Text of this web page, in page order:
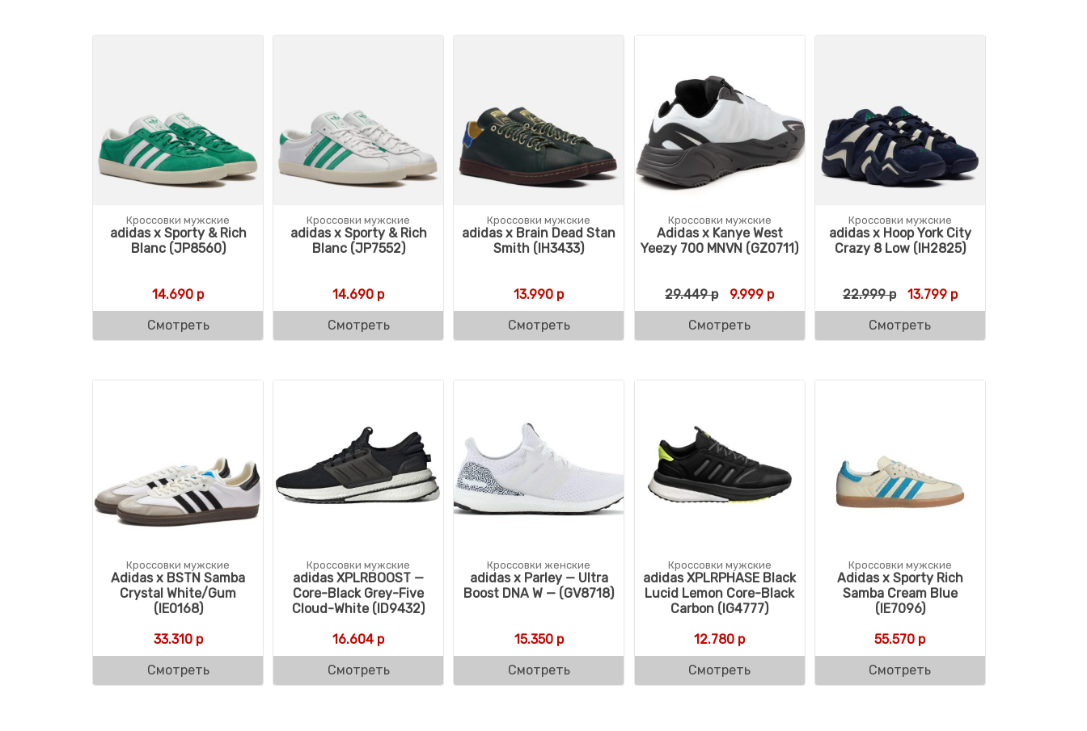
Кроссовки мужские
adidas x Sporty & Rich
Blanc (JP8560)
14.690 р
Смотреть
Кроссовки мужские
adidas x Sporty & Rich
Blanc (JP7552)
14.690 р
Смотреть
Кроссовки мужские
adidas x Brain Dead Stan
Smith (IH3433)
13.990 р
Смотреть
Кроссовки мужские
Adidas x Kanye West
Yeezy 700 MNVN (GZ0711)
29.449р Первоначальная цена составляла 29.449 р.
9.999 рТекущая цена: 9.999 р.
Смотреть
Кроссовки мужские
adidas x Hoop York City
Crazy 8 Low (IH2825)
22.999р Первоначальная цена
13.799рТекущая цена:
Смотреть
Кроссовки мужские
Adidas x BSTN Samba
Crystal White/Gum
(IE0168)
33.310р
Смотреть
Кроссовки мужские
adidas XPLRBOOST —
Core-Black Grey-Five
Cloud-White (ID9432)
16.604р
Смотреть
Кроссовки женские
adidas x Parley — Ultra
Boost DNA W — (GV8718)
15.350р
Смотреть
Кроссовки мужские
adidas XPLRPHASE Black
Lucid Lemon Core-Black
Carbon (IG4777)
12.780 р
Смотреть
Кроссовки мужские
Adidas x Sporty Rich
Samba Cream Blue
(IE7096)
55.570 р
Смотреть